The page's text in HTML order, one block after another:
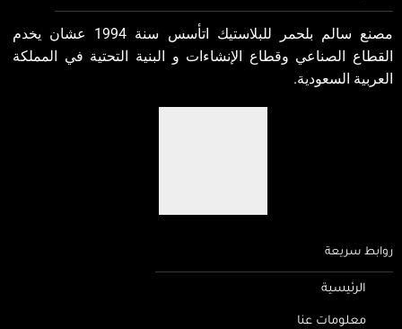
مصنع سالم بلحمر للبلاستيك اتأسس سنة 1994 عشان يخدم
القطاع الصناعي وقطاع الإنشاءات و البنية التحتية في المملكة
العربية السعودية.
روابط سريعة
الرئيسية
معلومات عنا